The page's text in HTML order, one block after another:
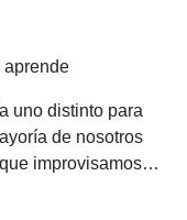
aprende
uno distinto para
de nosotros
improvisamos…